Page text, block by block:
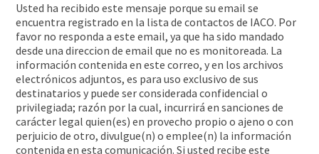
Usted ha recibido este mensaje porque su email se
encuentra registrado en la lista de contactos de IACO. Por
favor no responda a este email, ya que ha sido mandado
desde una direccion de email que no es monitoreada. La
información contenida en este correo, y en los archivos
electrónicos adjuntos, es para uso exclusivo de sus
destinatarios y puede ser considerada confidencial o
privilegiada; razón por la cual, incurrirá en sanciones de
carácter legal quien(es) en provecho propio o ajeno o con
perjuicio de otro, divulgue(n) o emplee(n) la información
contenida en esta comunicación. Si usted recibe este